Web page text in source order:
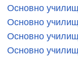
Основно
Основно
Основно
Основно